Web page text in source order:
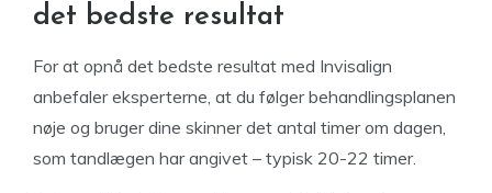
det bedste resultat
For at opnå det bedste resultat med Invisalign
anbefaler eksperterne, at du følger behandlingsplanen
nøje og bruger dine skinner det antal timer om dagen,
som tandlægen har angivet – typisk 20-22 timer.